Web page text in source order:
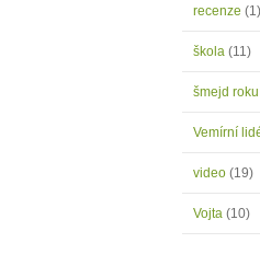
recenze (1)
škola (11)
šmejd roku
Vemírní
video (19)
Vojta (10)